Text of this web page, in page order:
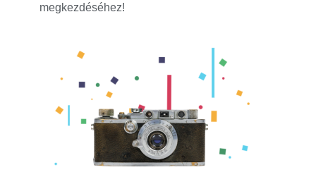
megkezdéséhez!